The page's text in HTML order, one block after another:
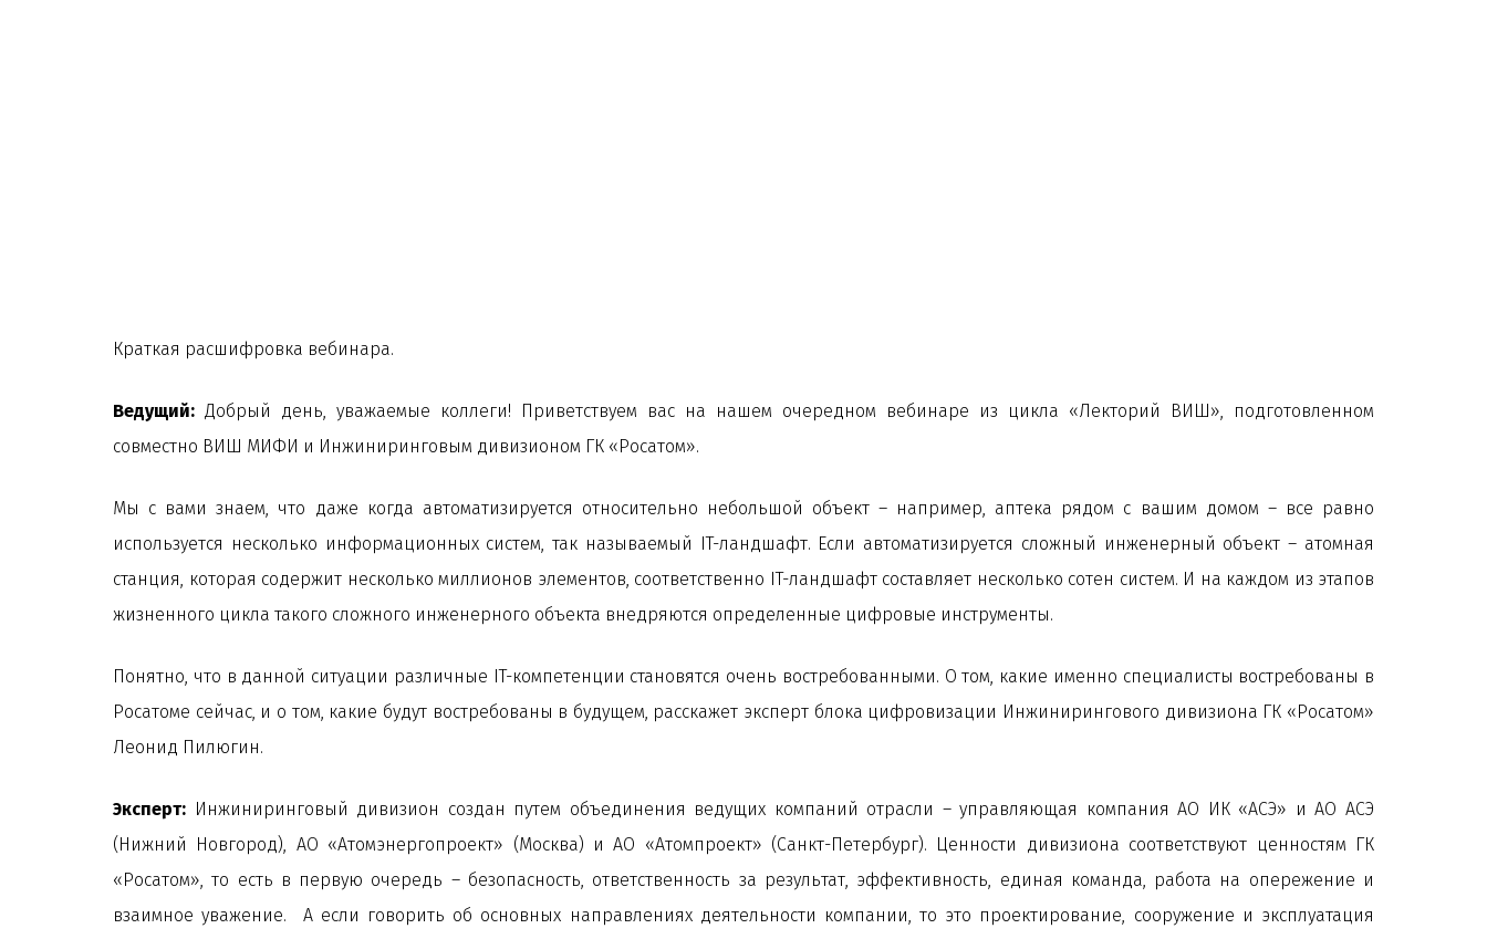
Краткая расшифровка вебинара.
Ведущий: Добрый день, уважаемые коллеги! Приветствуем вас на нашем очередном вебинаре из цикла «Лекторий ВИШ», подготовленном
совместно ВИШ МИФИ и Инжиниринговым дивизионом ГК «Росатом».
Мы с вами знаем, что даже когда автоматизируется относительно небольшой объект – например, аптека рядом с вашим домом – все равно
используется несколько информационных систем, так называемый IT-ландшафт. Если автоматизируется сложный инженерный объект – атомная
станция, которая содержит несколько миллионов элементов, соответственно IT-ландшафт составляет несколько сотен систем. И на каждом из этапов
жизненного цикла такого сложного инженерного объекта внедряются определенные цифровые инструменты.
Понятно, что в данной ситуации различные IT-компетенции становятся очень востребованными. О том, какие именно специалисты востребованы в
Росатоме сейчас, и о том, какие будут востребованы в будущем, расскажет эксперт блока цифровизации Инжинирингового дивизиона ГК «Росатом»
Леонид Пилюгин.
Эксперт: Инжиниринговый дивизион создан путем объединения ведущих компаний отрасли – управляющая компания АО ИК «АСЭ» и АО АСЭ
(Нижний Новгород), АО «Атомэнергопроект» (Москва) и АО «Атомпроект» (Санкт-Петербург). Ценности дивизиона соответствуют ценностям ГК
«Росатом», то есть в первую очередь – безопасность, ответственность за результат, эффективность, единая команда, работа на опережение и
взаимное уважение. А если говорить об основных направлениях деятельности компании, то это проектирование, сооружение и эксплуатация